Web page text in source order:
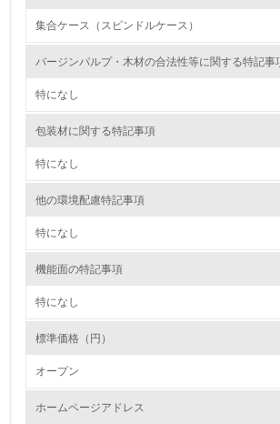
かしている
6.
従業員が環境方針に基づいて自分の業務の中で行
→ 導入している規格名
第三者認証を取得している
2.環境への取り組み
集合ケース（スピンドルケース）
バージンパルプ・木材の合法性等に関する特記事
特になし
包装材に関する特記事項
特になし
他の環境配慮特記事項
特になし
機能面の特記事項
特になし
標準価格（円）
オープン
ホームページアドレス